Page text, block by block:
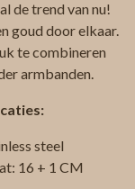
de trend van nu!
goud door elkaar.
te combineren
armbanden.
steel
16 + 1 CM